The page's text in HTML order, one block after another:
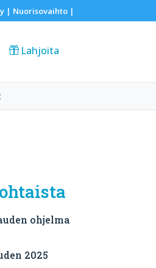
| Nuorisovaihto|
Lahjoita
ohjelma
2025